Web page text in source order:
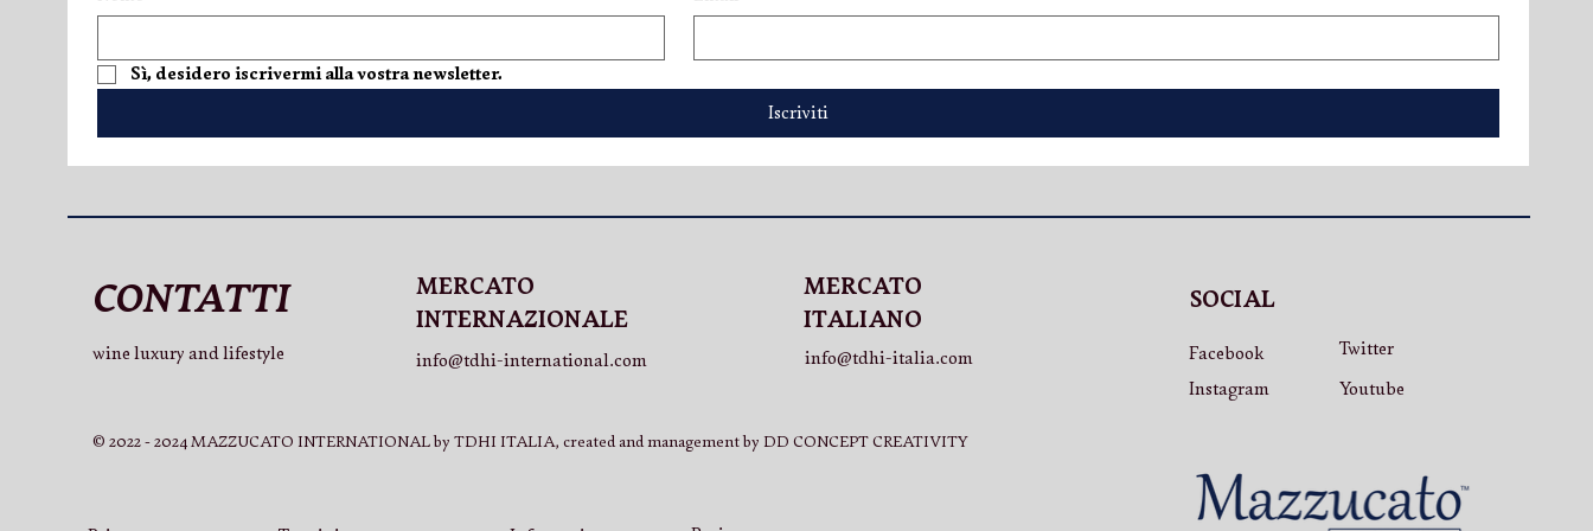
Una scoperta estiva nel
mondo Mazzucato
V.LO Superior: una nuova
espressione di eleganza
M Services: il vino perfetto
per ogni occasione
Sì, desidero iscrivermi alla vostra newsletter.
Iscriviti
CONTATTI
wine luxury and lifestyle
MERCATO
INTERNAZIONALE
info@tdhi-international.com
MERCATO
ITALIANO
info@tdhi-italia.com
© 2022 - 2024 MAZZUCATO INTERNATIONAL by TDHI ITALIA, created and management by DD CONCEPT CREATIVITY
SOCIAL
Facebook
Twitter
Instagram
Youtube